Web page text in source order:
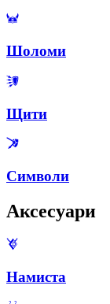
Шоломи
Щити
Символи
Аксесуари
Намиста